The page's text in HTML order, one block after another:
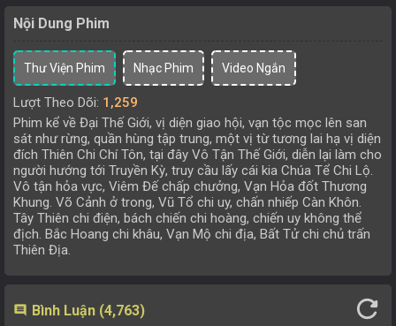
Tập 57
Tập 51
Tập 50
Tập 49
Tập 48
Tập 47
Tập 46
Tập 45
Tập 44
Tập 43
Tập 42
Tập 41
Tập 40
Tập 39
Tập 38
Tập 37
Tập 36
Tập 35
Tập 34
Tập 33
Tập 29
Tập 28
Tập 27
Tập 26
Tập 25
Tập 22
Tập 21
Nội Dung Phim
Thư Viện Phim Nhạc Phim Video Ngắn
Lượt Theo Dõi: 1,259
Phim kể về Đại Thế Giới, vị diện giao hội, vạn tộc mọc lên san
sát như rừng, quần hùng tập trung, một vị từ tương lai hạ vị diện
đích Thiên Chi Chí Tôn, tại đây Vô Tận Thế Giới, diễn lại làm cho
người hướng tới Truyền Kỳ, truy cầu lấy cái kia Chúa Tể Chi Lộ.
Vô tận hỏa vực, Viêm Đế chấp chưởng, Vạn Hỏa đốt Thương
Khung. Võ Cảnh ở trong, Vũ Tổ chi uy, chấn nhiếp Càn Khôn.
Tây Thiên chi điện, bách chiến chi hoàng, chiến uy không thể
địch. Bắc Hoang chi khâu, Vạn Mộ chi địa, Bất Tử chi chủ trấn
Thiên Địa.
comment Bình Luận (4,763) refresh